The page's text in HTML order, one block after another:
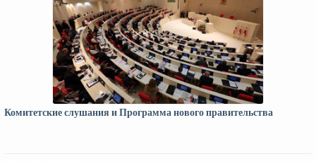
Комитетские слушания и Программа нового правительства